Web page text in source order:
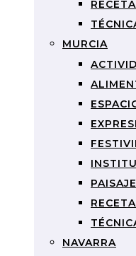
MURCIA
NAVARRA